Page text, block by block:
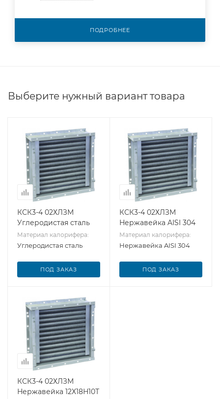
ПОДРОБНЕЕ
Выберите нужный вариант товара
КСК3-4 02ХЛЗМ
Углеродистая сталь
Материал калорифера:
Углеродистая сталь
ПОД ЗАКАЗ
КСК3-4 02ХЛЗМ
Нержавейка AISI 304
Материал калорифера:
Нержавейка AISI 304
ПОД ЗАКАЗ
КСК3-4 02ХЛЗМ
Нержавейка 12Х18Н10Т